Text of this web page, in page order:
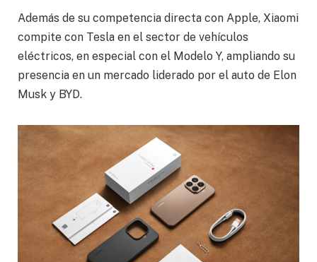
Además de su competencia directa con Apple, Xiaomi
compite con Tesla en el sector de vehículos
eléctricos, en especial con el Modelo Y, ampliando su
presencia en un mercado liderado por el auto de Elon
Musk y BYD.